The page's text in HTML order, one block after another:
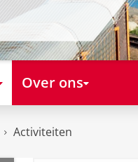
Over ons
Activiteiten